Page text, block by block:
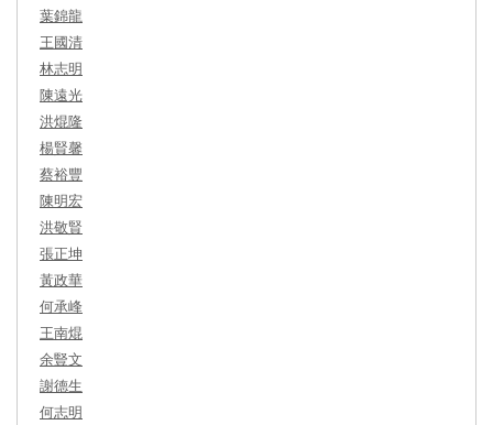
葉錦龍
王國清
林志明
陳遠光
洪焜隆
楊賢馨
蔡裕豐
陳明宏
洪敬賢
張正坤
黃政華
何承峰
王南焜
余豎文
謝德生
何志明